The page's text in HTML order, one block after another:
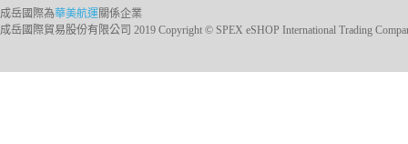
成岳國際為華美航運關係企業
成岳國際貿易股份有限公司 2019 Copyright © SPEX eSHOP International Trading